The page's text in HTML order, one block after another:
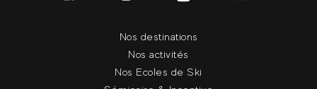
Nos destinations
Nos activités
Nos Ecoles de Ski